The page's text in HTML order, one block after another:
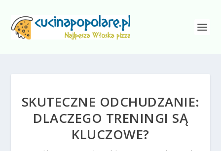
SKUTECZNE ODCHUDZANIE:
DLACZEGO TRENINGI SĄ
KLUCZOWE?